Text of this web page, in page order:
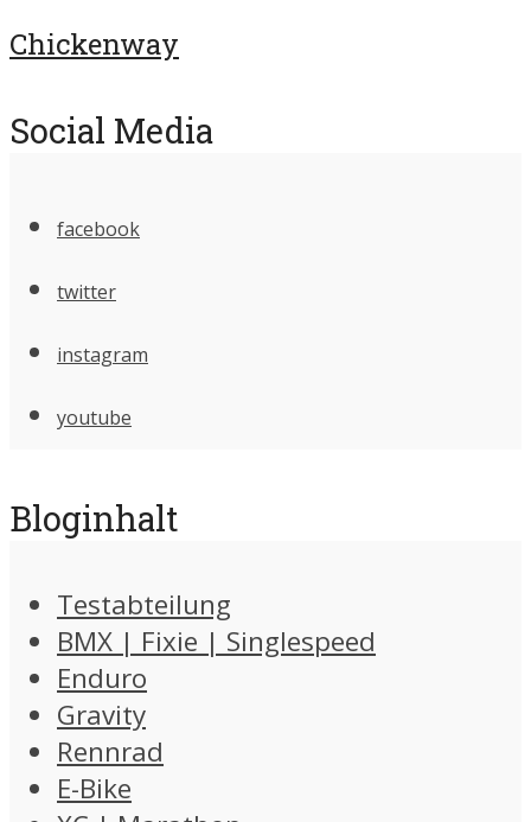
Chickenway
Social Media
facebook
twitter
instagram
youtube
Bloginhalt
Testabteilung
BMX | Fixie | Singlespeed
Enduro
Gravity
Rennrad
E-Bike